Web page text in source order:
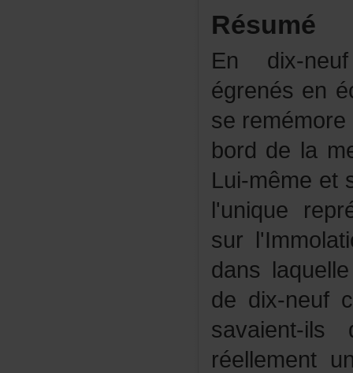
Résumé
Endix-
Lui-
dedix-
savaient-